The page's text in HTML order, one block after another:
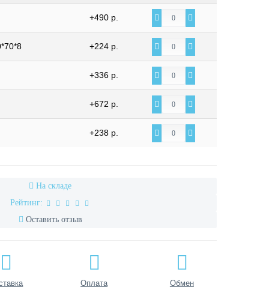
+490 р.
+224 р.
+336 р.
+672 р.
+238 р.
На складе
Рейтинг:
Оставить отзыв
Оплата Обмен